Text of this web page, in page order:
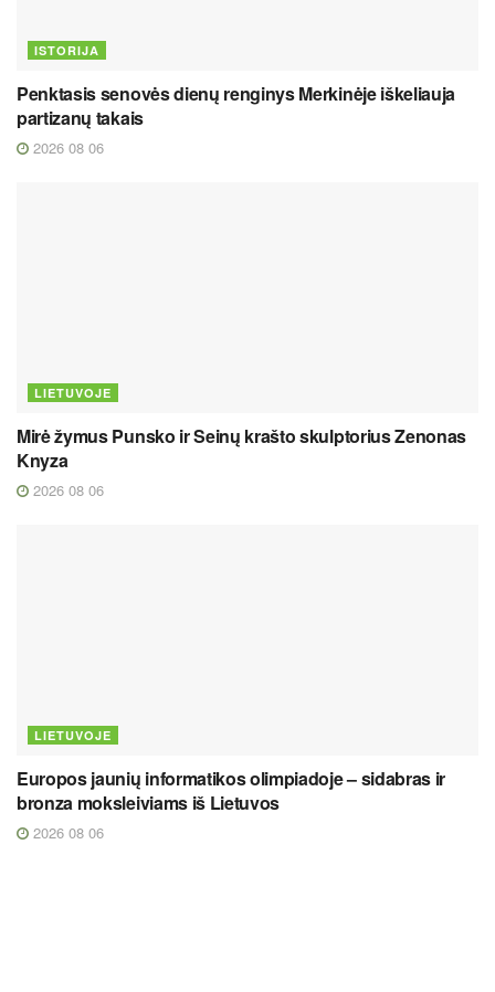
ISTORIJA
Penktasis senovės dienų renginys Merkinėje iškeliauja
partizanų takais
2026 08 06
LIETUVOJE
Mirė žymus Punsko ir Seinų krašto skulptorius Zenonas
Knyza
2026 08 06
LIETUVOJE
Europos jaunių informatikos olimpiadoje – sidabras ir
bronza moksleiviams iš Lietuvos
2026 08 06